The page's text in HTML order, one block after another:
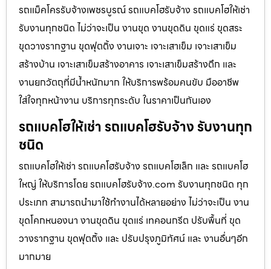
รถแม็คโครรับจ้างเพชรบูรณ์ รถแบคโฮรับจ้าง รถแบคโฮให้เช่า
รับงานทุกชนิด ไม่ว่าจะเป็น งานขุด งานขุดดิน ขุดแร่ ขุดสระ
ขุดวางรากฐาน ขุดฟุตติ้ง งานเจาะ เจาะเสาเข็ม เจาะเสาเข็ม
สร้างบ้าน เจาะเสาเข็มสร้างอาคาร เจาะเสาเข็มสร้างตึก และ
งานยกวัตถุที่มีน้ำหนักมาก ให้บริการพร้อมคนขับ มืออาชีพ
ใส่ใจทุกหน้างาน บริการทุกระดับ ในราคาเป็นกันเอง
รถแบคโฮให้เช่า รถแบคโฮรับจ้าง รับงานทุก
ชนิด
รถแบคโฮให้เช่า รถแบคโฮรับจ้าง รถแบคโฮเล็ก และ รถแบคโฮ
ใหญ่ ให้บริการโดย รถแบคโฮรับจ้าง.com รับงานทุกชนิด ทุก
ประเภท สามารถนำมาใช้ทำงานได้หลายอย่าง ไม่ว่าจะเป็น งาน
ขุดโคกหนองนา งานขุดดิน ขุดแร่ เทคอนกรีต ปรับพื้นที่ ขุด
วางรากฐาน ขุดฟุตติ้ง และ ปรับปรุงภูมิทัศน์ และ งานอื่นๆอีก
มากมาย